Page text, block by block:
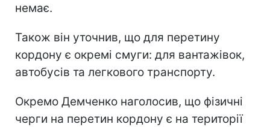
немає.
Також він уточнив, що для перетину
кордону є окремі смуги: для вантажівок,
автобусів та легкового транспорту.
Окремо Демченко наголосив, що фізичні
черги на перетин кордону є на території